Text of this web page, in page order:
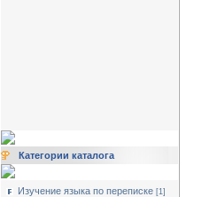
Категории каталога
Изучение языка по переписке [1]